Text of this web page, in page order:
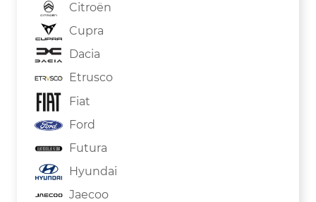
Citroën
Cupra
Dacia
Etrusco
Fiat
Ford
Futura
Hyundai
Jaecoo